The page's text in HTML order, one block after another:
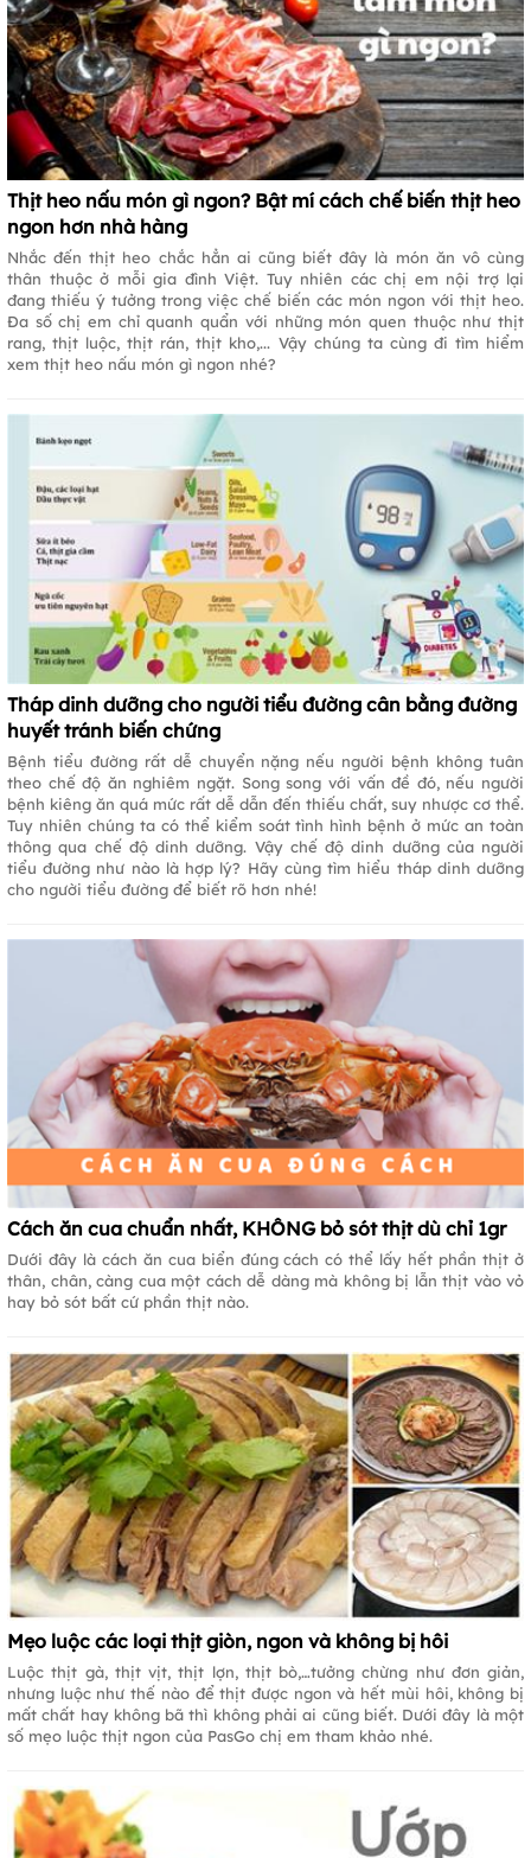
Thịt heo nấu món gì ngon? Bật mí cách chế biến thịt heo
ngon hơn nhà hàng
Nhắc đến thịt heo chắc hẳn ai cũng biết đây là món ăn vô cùng
thân thuộc ở mỗi gia đình Việt. Tuy nhiên các chị em nội trợ lại
đang thiếu ý tưởng trong việc chế biến các món ngon với thịt heo.
Đa số chị em chỉ quanh quẩn với những món quen thuộc như thịt
rang, thịt luộc, thịt rán, thịt kho,... Vậy chúng ta cùng đi tìm hiểm
xem thịt heo nấu món gì ngon nhé?
Tháp dinh dưỡng cho người tiểu đường cân bằng đường
huyết tránh biến chứng
Bệnh tiểu đường rất dễ chuyển nặng nếu người bệnh không tuân
theo chế độ ăn nghiêm ngặt. Song song với vấn đề đó, nếu người
bệnh kiêng ăn quá mức rất dễ dẫn đến thiếu chất, suy nhược cơ thể.
Tuy nhiên chúng ta có thể kiểm soát tình hình bệnh ở mức an toàn
thông qua chế độ dinh dưỡng. Vậy chế độ dinh dưỡng của người
tiểu đường như nào là hợp lý? Hãy cùng tìm hiểu tháp dinh dưỡng
cho người tiểu đường để biết rõ hơn nhé!
Cách ăn cua chuẩn nhất, KHÔNG bỏ sót thịt dù chỉ 1gr
Dưới đây là cách ăn cua biển đúng cách có thể lấy hết phần thịt ở
thân, chân, càng cua một cách dễ dàng mà không bị lẫn thịt vào vỏ
hay bỏ sót bất cứ phần thịt nào.
Mẹo luộc các loại thịt giòn, ngon và không bị hôi
Luộc thịt gà, thịt vịt, thịt lợn, thịt bò,…tưởng chừng như đơn giản,
nhưng luộc như thế nào để thịt được ngon và hết mùi hôi, không bị
mất chất hay không bã thì không phải ai cũng biết. Dưới đây là một
số mẹo luộc thịt ngon của PasGo chị em tham khảo nhé.